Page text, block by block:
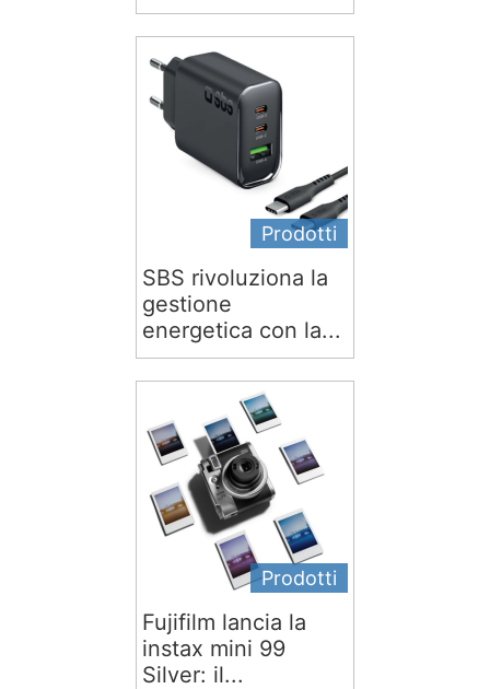
Prodotti
SBS rivoluziona la
gestione
energetica con la...
Prodotti
Fujifilm lancia la
instax mini 99
Silver: il...